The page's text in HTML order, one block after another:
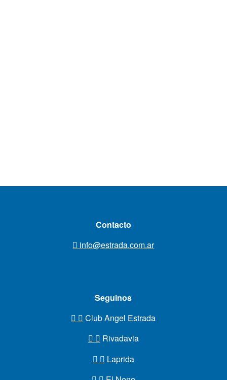
Contacto
info@estrada.com.ar
Seguinos
Club Angel Estrada
Rivadavia
Laprida